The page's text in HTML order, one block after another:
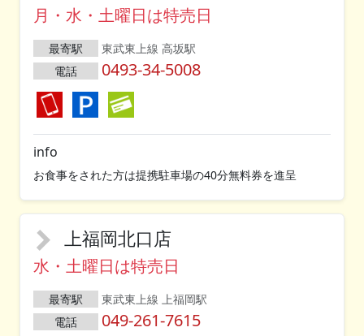
月・水・土曜日は特売日
最寄駅
東武東上線 高坂駅
電話
0493-34-5008
info
お食事をされた方は提携駐車場の40分無料券を進呈
上福岡北口店
水・土曜日は特売日
最寄駅
東武東上線 上福岡駅
電話
049-261-7615